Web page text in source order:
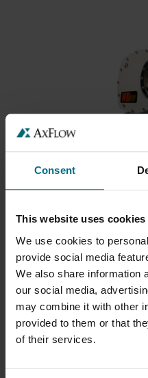
Consent
This website uses cookies
We use cookies to
provide social media
We also share information
our social media,
may combine it with other
provided to them or that
of their services.
ABAQUE HD25,
Max.